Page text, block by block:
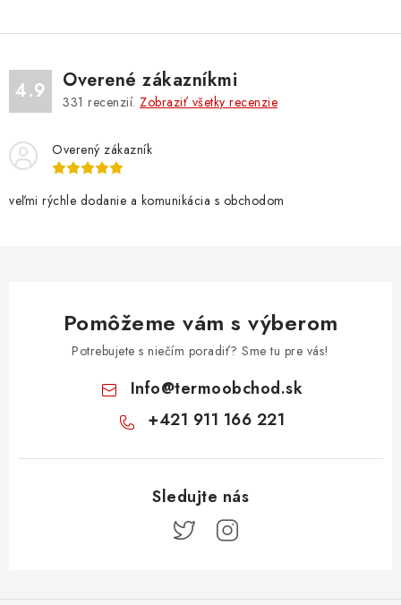
4.9 Overené zákazníkmi
331 recenzií. Zobraziť všetky recenzie
Overený zákazník
veľmi rýchle dodanie a komunikácia s obchodom
Pomôžeme vám s výberom
Potrebujete s niečím poradiť? Sme tu pre vás!
Info@termoobchod.sk
+421 911 166 221